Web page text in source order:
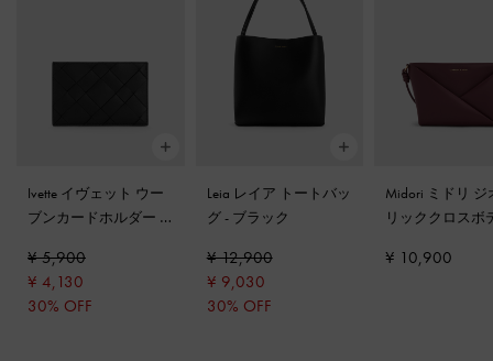
Ivette イヴェット ウー
ブンカードホルダー -
¥ 5,900
¥ 4,130
30% OFF
Leia レイア トートバッ
グ- ブラック
¥ 12,900
¥ 9,030
30% OFF
Midori ミドリ ジ
リッククロスボ
ッド
¥ 10,900